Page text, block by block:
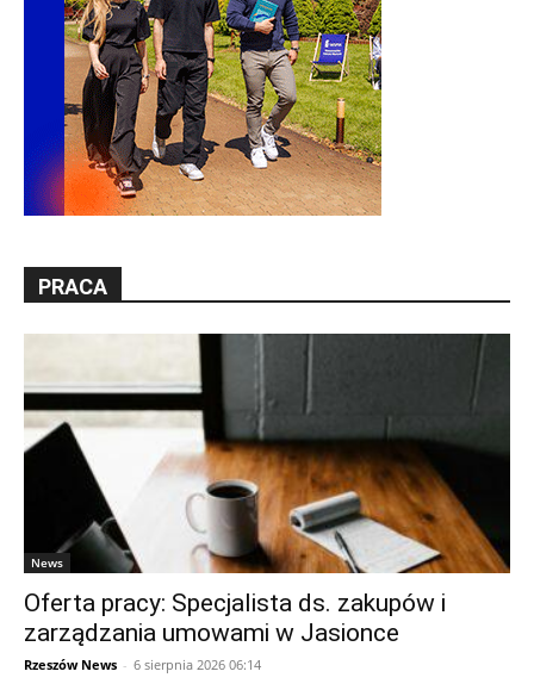
PRACA
News
Oferta pracy: Specjalista ds. zakupów i
zarządzania umowami w Jasionce
Rzeszów News - 6 sierpnia 2026 06:14